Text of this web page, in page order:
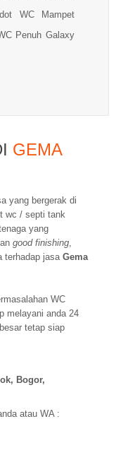
WC Mampet
Penuh Galaxy
GEMA
yang bergerak di
wc / septi tank
yang
good finishing
terhadap jasa Gema
WC
melayani anda 24
tetap siap
Bogor,
atau WA :